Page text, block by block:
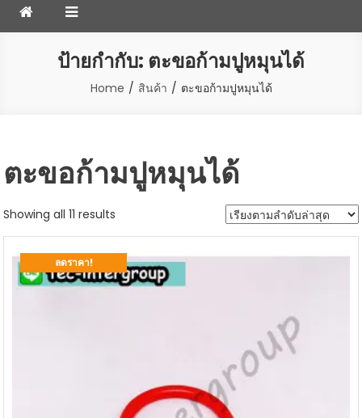
ป้ายกำกับ: ตะขอก้ามปูหมุนได้
Home สินค้า ตะขอก้ามปูหมุนได้
ตะขอก้ามปูหมุนได้
Showing all 11 results
by
latest
ลดราคา!